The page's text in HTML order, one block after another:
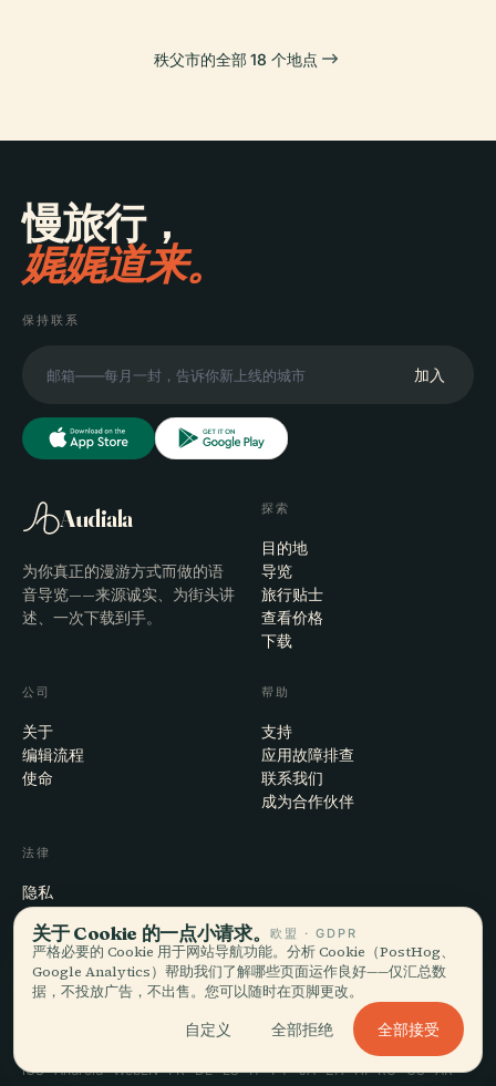
秩父市的全部 18 个地点
慢旅行，
娓娓道来。
保持联系
加入
Audiala
为你真正的漫游方式而做的语
音导览——来源诚实、为街头讲
述、一次下载到手。
探索
目的地
导览
旅行贴士
查看价格
下载
公司
关于
编辑流程
使命
帮助
支持
应用故障排查
联系我们
成为合作伙伴
法律
隐私
条款
Cookie 设置
注销账户
iOS · Android · WebEN · FR · DE · ES · IT · PT · JA · ZH · HI · RU · CS · AR
关于 Cookie 的一点小请求。欧盟 · GDPR
严格必要的 Cookie 用于网站导航功能。分析 Cookie（PostHog、
Google Analytics）帮助我们了解哪些页面运作良好——仅汇总数
据，不投放广告，不出售。您可以随时在页脚更改。
自定义 全部拒绝 全部接受